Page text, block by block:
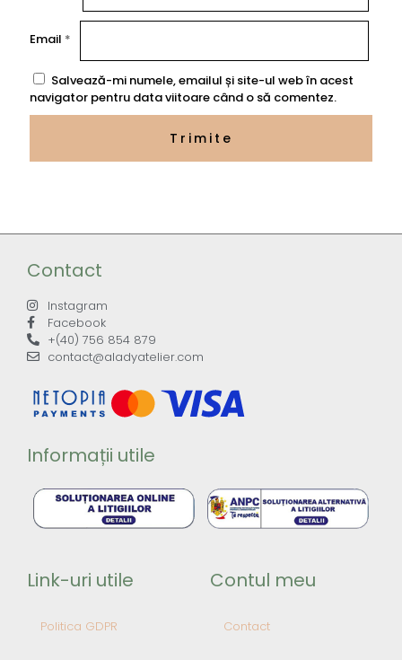
Email *
Salvează-mi numele, emailul și site-ul web în acest
navigator pentru data viitoare când o să comentez.
Contact
Instagram
Facebook
+(40) 756 854 879
contact@aladyatelier.com
Informații utile
Link-uri utile
Politica GDPR
Contul meu
Contact